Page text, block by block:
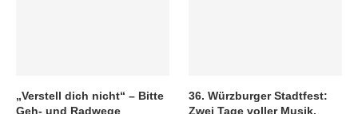
„Verstell dich nicht“ – Bitte
Geh- und Radwege
36. Würzburger Stadtfest:
Zwei Tage voller Musik,